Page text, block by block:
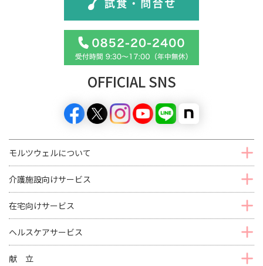
OFFICIAL SNS
モルツウェルについて
介護施設向けサービス
在宅向けサービス
ヘルスケアサービス
献 立